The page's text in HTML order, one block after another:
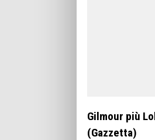
Gilmour più
(Gazzetta)